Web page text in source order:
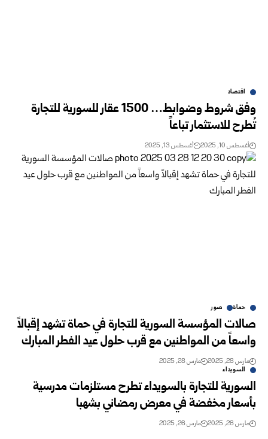
اقتصاد
وفق شروط وضوابط… 1500 عقار للسورية للتجارة
تُطرح للاستثمار تباعاً
أغسطس 10, 2025 أغسطس 13, 2025
حماة صور
صالات المؤسسة السورية للتجارة في حماة تشهد إقبالاً
واسعاً من المواطنين مع قرب حلول عيد الفطر المبارك
مارس 28, 2025 مارس 28, 2025
السويداء
السورية للتجارة بالسويداء تطرح مستلزمات مدرسية
بأسعار مخفضة في معرض رمضاني بشهبا
مارس 26, 2025 مارس 26, 2025